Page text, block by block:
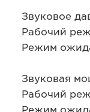
Звуковое
Рабочий
Режим
Звуковая
Рабочий